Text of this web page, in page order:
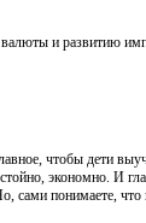
и развитию
чтобы дети
экономно. И
сами понимаете,